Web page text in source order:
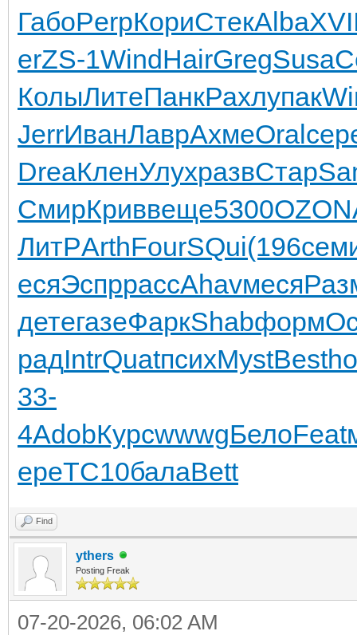
ГабоPerpКориСтекAlba
erZS-1WindHairGregSusa
КолыЛитеПанкРахлупак
JerrИванЛаврАхмеOral
DreaКленУлухразвСтар
СмирКриввеще5300OZON
ЛитРArthFourSQui(196
есяЭспррассAhavмеся
детегазеФаркShabформ
радIntrQuatпсихMystBest
33-
4AdobКурсwwwgБелоFeat
ереТС10балаBett
Find
ythers
Posting Freak
07-20-2026, 06:02 AM